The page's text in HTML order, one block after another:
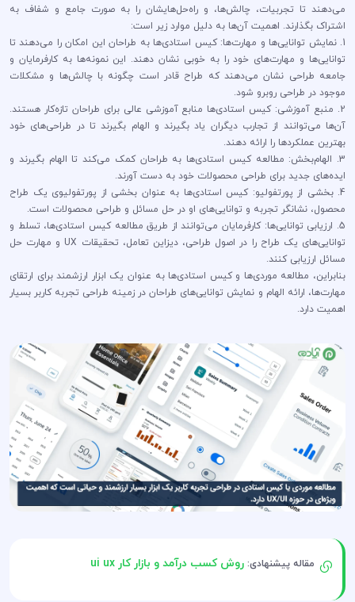
می‌دهند تا تجربیات، چالش‌ها، و راه‌حل‌هایشان را به صورت جامع و شفاف به
اشتراک بگذارند. اهمیت آن‌ها به دلیل موارد زیر است:
1. نمایش توانایی‌ها و مهارت‌ها: کیس استادی‌ها به طراحان این امکان را می‌دهند تا
توانایی‌ها و مهارت‌های خود را به خوبی نشان دهند. این نمونه‌ها به کارفرمایان و
جامعه طراحی نشان می‌دهند که طراح قادر است چگونه با چالش‌ها و مشکلات
موجود در طراحی روبرو شود.
2. منبع آموزشی: کیس استادی‌ها منابع آموزشی عالی برای طراحان تازه‌کار هستند.
آن‌ها می‌توانند از تجارب دیگران یاد بگیرند و الهام بگیرند تا در طراحی‌های خود
بهترین عملکردها را ارائه دهند.
3. الهام‌بخش: مطالعه کیس استادی‌ها به طراحان کمک می‌کند تا الهام بگیرند و
ایده‌های جدید برای طراحی محصولات خود به دست آورند.
4. بخشی از پورتفولیو: کیس استادی‌ها به عنوان بخشی از پورتفولیوی یک طراح
محصول، نشانگر تجربه و توانایی‌های او در حل مسائل و طراحی محصولات است.
5. ارزیابی توانایی‌ها: کارفرمایان می‌توانند از طریق مطالعه کیس استادی‌ها، تسلط و
توانایی‌های یک طراح را در اصول طراحی، دیزاین تعامل، تحقیقات UX و مهارت حل
مسائل ارزیابی کنند.
بنابراین، مطالعه موردی‌ها و کیس استادی‌ها به عنوان یک ابزار ارزشمند برای ارتقای
مهارت‌ها، ارائه الهام و نمایش توانایی‌های طراحان در زمینه طراحی تجربه کاربر بسیار
اهمیت دارد.
مقاله پیشنهادی:روش کسب درآمد و بازار کار ui ux